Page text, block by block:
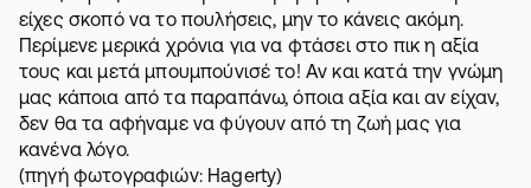
είχες σκοπό να το πουλήσεις, μην το κάνεις ακόμη.
Περίμενε μερικά χρόνια για να φτάσει στο πικ η αξία
τους και μετά μπουμπούνισέ το! Αν και κατά την γνώμη
μας κάποια από τα παραπάνω, όποια αξία και αν είχαν,
δεν θα τα αφήναμε να φύγουν από τη ζωή μας για
κανένα λόγο.
(πηγή φωτογραφιών: Hagerty)